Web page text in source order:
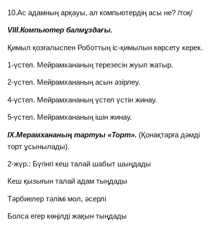
10.Ас адамның арқауы, ал компьютердің асы не? /тоқ/
VIII.Компьютер балмұздағы.
Қимыл қозғалыспен Роботтың іс-қимылын көрсету керек.
1-үстел. Мейрамхананың терезесін жуып жатыр.
2-үстел. Мейрамхананың асын әзірлеу.
4-үстел. Мейрамхананың үстел үстін жинау.
5-үстел. Мейрамхананың ішін жинау.
ІХ.Мерамхананың тартуы «Торт». (Қонақтарға дәмді
торт ұсынылады).
2-жүр.: Бүгінгі кеш талай шабыт шыңдады
Кеш қызығын талай адам тыңдады
Тәрбиелер тәлімі мол, әсерлі
Болса егер көңілді жақын тыңдады